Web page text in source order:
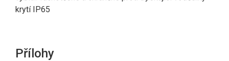
krytí IP65
Přílohy